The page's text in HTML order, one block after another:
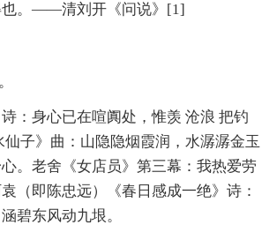
也。——清刘开《问说》[1]
身心已在喧阗处，惟羡 沧浪 把钓
子》曲：山隐隐烟霞润，水潺潺金玉
。老舍《女店员》第三幕：我热爱劳
（即陈忠远）《春日感成一绝》诗：
碧东风动九垠。